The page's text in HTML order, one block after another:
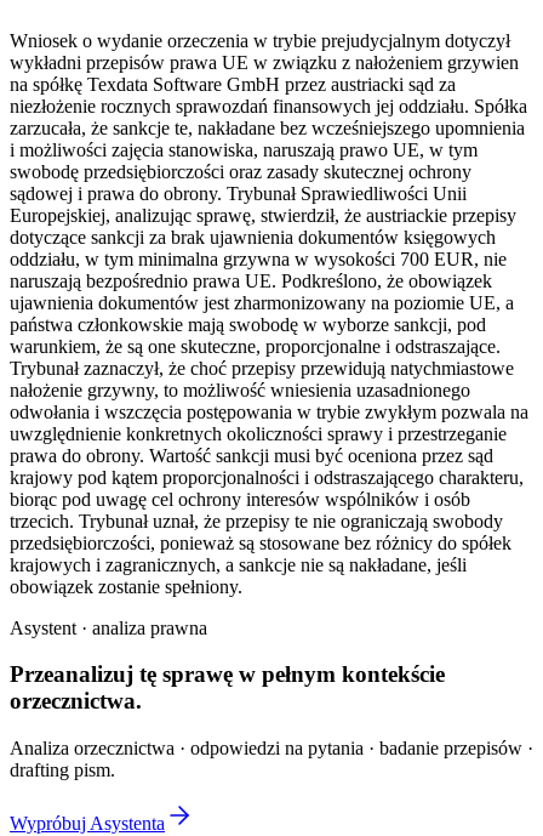
Wniosek o wydanie orzeczenia w trybie prejudycjalnym dotyczył
wykładni przepisów prawa UE w związku z nałożeniem grzywien
na spółkę Texdata Software GmbH przez austriacki sąd za
niezłożenie rocznych sprawozdań finansowych jej oddziału. Spółka
zarzucała, że sankcje te, nakładane bez wcześniejszego upomnienia
i możliwości zajęcia stanowiska, naruszają prawo UE, w tym
swobodę przedsiębiorczości oraz zasady skutecznej ochrony
sądowej i prawa do obrony. Trybunał Sprawiedliwości Unii
Europejskiej, analizując sprawę, stwierdził, że austriackie przepisy
dotyczące sankcji za brak ujawnienia dokumentów księgowych
oddziału, w tym minimalna grzywna w wysokości 700 EUR, nie
naruszają bezpośrednio prawa UE. Podkreślono, że obowiązek
ujawnienia dokumentów jest zharmonizowany na poziomie UE, a
państwa członkowskie mają swobodę w wyborze sankcji, pod
warunkiem, że są one skuteczne, proporcjonalne i odstraszające.
Trybunał zaznaczył, że choć przepisy przewidują natychmiastowe
nałożenie grzywny, to możliwość wniesienia uzasadnionego
odwołania i wszczęcia postępowania w trybie zwykłym pozwala na
uwzględnienie konkretnych okoliczności sprawy i przestrzeganie
prawa do obrony. Wartość sankcji musi być oceniona przez sąd
krajowy pod kątem proporcjonalności i odstraszającego charakteru,
biorąc pod uwagę cel ochrony interesów wspólników i osób
trzecich. Trybunał uznał, że przepisy te nie ograniczają swobody
przedsiębiorczości, ponieważ są stosowane bez różnicy do spółek
krajowych i zagranicznych, a sankcje nie są nakładane, jeśli
obowiązek zostanie spełniony.
Asystent · analiza prawna
Przeanalizuj tę sprawę w pełnym kontekście
orzecznictwa.
Analiza orzecznictwa · odpowiedzi na pytania · badanie przepisów ·
drafting pism.
Wypróbuj Asystenta